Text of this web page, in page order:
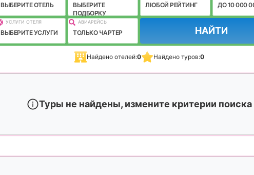
ВЫБЕРИТЕ ОТЕЛЬ
ВЫБЕРИТЕ
ПОДБОРКУ
ЛЮБОЙ РЕЙТИНГ ДО 10 000
УСЛУГИ ОТЕЛЯ
ВЫБЕРИТЕ УСЛУГИ
АВИАРЕЙСЫ
ТОЛЬКО ЧАРТЕР НАЙТИ
Найдено отелей:0 Найдено туров:0
Туры не найдены, измените критерии поиска